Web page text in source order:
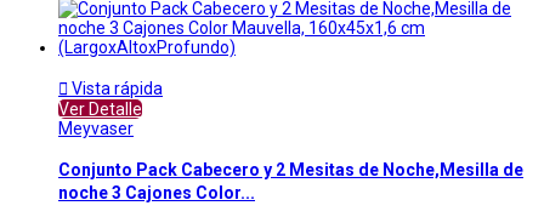
 Vista rápida
Ver Detalle
Meyvaser
Conjunto Pack Cabecero y 2 Mesitas de Noche,Mesilla de
noche 3 Cajones Color...